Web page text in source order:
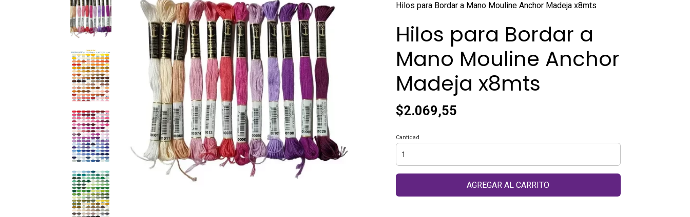
Hilos para Bordar a Mano Mouline Anchor Madeja x8mts
Hilos para Bordar a
Mano Mouline Anchor
Madeja x8mts
$2.069,55
Cantidad
AGREGAR AL CARRITO